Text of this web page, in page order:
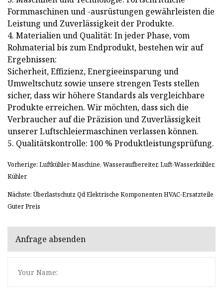
Formmaschinen und -ausrüstungen gewährleisten die
Leistung und Zuverlässigkeit der Produkte.
4. Materialien und Qualität: In jeder Phase, vom
Rohmaterial bis zum Endprodukt, bestehen wir auf
Ergebnissen:
Sicherheit, Effizienz, Energieeinsparung und
Umweltschutz sowie unsere strengen Tests stellen
sicher, dass wir höhere Standards als vergleichbare
Produkte erreichen. Wir möchten, dass sich die
Verbraucher auf die Präzision und Zuverlässigkeit
unserer Luftschleiermaschinen verlassen können.
5. Qualitätskontrolle: 100 % Produktleistungsprüfung.
Vorherige: Luftkühler-Maschine, Wasseraufbereiter, Luft-Wasserkühler,
Kühler
Nächste: Überlastschutz Qd Elektrische Komponenten HVAC-Ersatzteile
Guter Preis
Anfrage absenden